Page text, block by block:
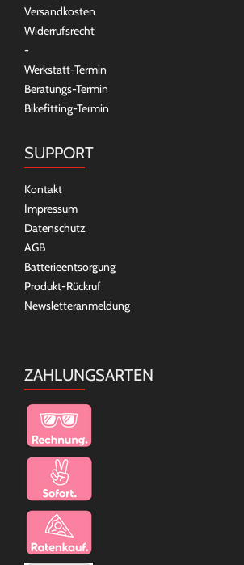
Versandkosten
Widerrufsrecht
-
Werkstatt-Termin
Beratungs-Termin
Bikefitting-Termin
SUPPORT
Kontakt
Impressum
Datenschutz
AGB
Batterieentsorgung
Produkt-Rückruf
Newsletteranmeldung
ZAHLUNGSARTEN